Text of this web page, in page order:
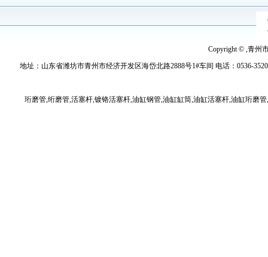
Copyright © ,青州
地址：山东省潍坊市青州市经济开发区海岱北路2888号1#车间 电话：0536-
珩磨管,绗磨管,活塞杆,镀铬活塞杆,油缸钢管,油缸缸筒,油缸活塞杆,油缸珩磨